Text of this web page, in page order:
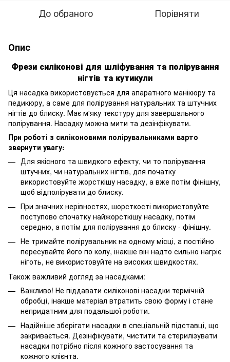
До обраного Порівняти
Опис
Фрези силіконові для шліфування та полірування
нігтів та кутикули
Ця насадка використовується для апаратного манікюру та
педикюру, а саме для полірування натуральних та штучних
нігтів до блиску. Має м'яку текстуру для завершального
полірування. Насадку можна мити та дезінфікувати.
При роботі з силіконовими полірувальниками варто
звернути увагу:
Для якісного та швидкого ефекту, чи то полірування
штучних, чи натуральних нігтів, для початку
використовуйте жорсткішу насадку, а вже потім фінішну,
щоб відполірувати до блиску.
При значних нерівностях, шорсткості використовуйте
поступово спочатку найжорсткішу насадку, потім
середню, а потім для полірування до блиску - фінішну.
Не тримайте полірувальник на одному місці, а постійно
пересувайте його по колу, інакше він надто сильно нагріє
ніготь, не використовуйте на високих швидкостях.
Також важливий догляд за насадками:
Важливо! Не піддавати силіконові насадки термічній
обробці, інакше матеріал втратить свою форму і стане
непридатним для подальшої роботи.
Надійніше зберігати насадки в спеціальній підставці, що
закривається. Дезінфікувати, чистити та стерилізувати
насадки потрібно після кожного застосування та
кожного клієнта.